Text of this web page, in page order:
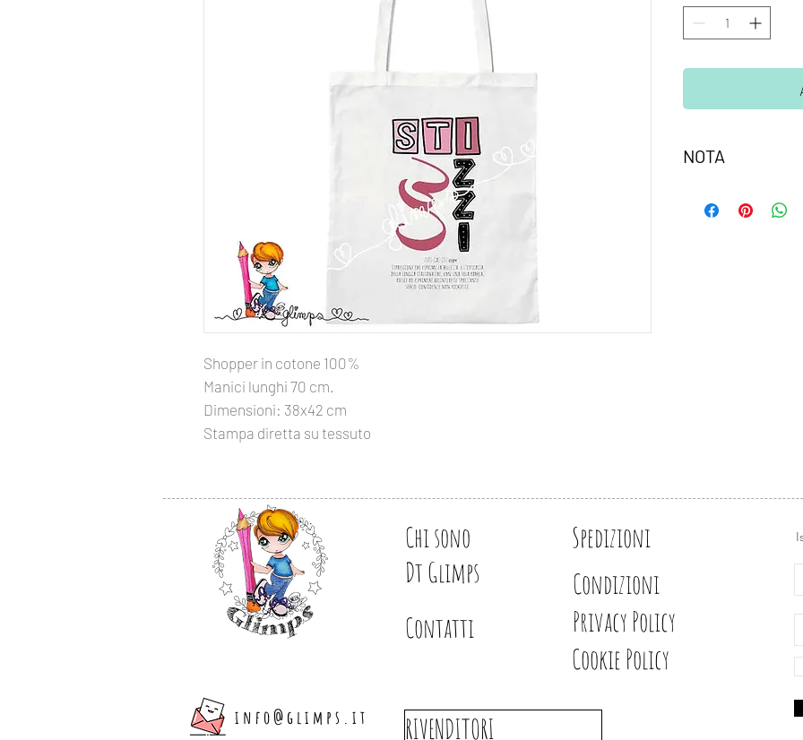
Shopper in cotone 100%
Manici lunghi 70 cm.
Dimensioni: 38x42 cm
Stampa diretta su tessuto
NOTA
Tutti i prodotti sono
Chi sono
Dt Glimps
Contatti
Privacy Policy
Spedizioni
Condizioni
Cookie Policy
info@glimps.it RIVENDITORI